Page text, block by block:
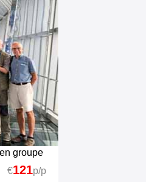
groupe
€121p/p